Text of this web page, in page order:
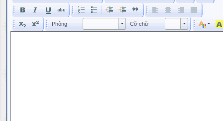
Phông Phông Cỡ chữ Kích cỡ phông